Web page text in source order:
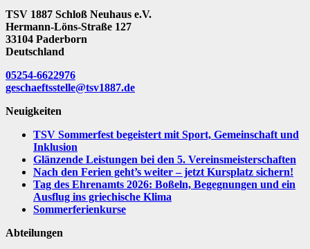
TSV 1887 Schloß Neuhaus e.V.
Hermann-Löns-Straße 127
33104 Paderborn
Deutschland
05254-6622976
geschaeftsstelle@tsv1887.de
Neuigkeiten
TSV Sommerfest begeistert mit Sport, Gemeinschaft und
Inklusion
Glänzende Leistungen bei den 5. Vereinsmeisterschaften
Nach den Ferien geht’s weiter – jetzt Kursplatz sichern!
Tag des Ehrenamts 2026: Boßeln, Begegnungen und ein
Ausflug ins griechische Klima
Sommerferienkurse
Abteilungen